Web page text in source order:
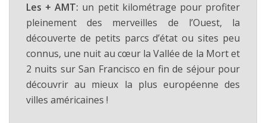
Les + AMT: un petit kilométrage pour profiter
pleinement des merveilles de l’Ouest, la
découverte de petits parcs d’état ou sites peu
connus, une nuit au cœur la Vallée de la Mort et
2 nuits sur San Francisco en fin de séjour pour
découvrir au mieux la plus européenne des
villes américaines !